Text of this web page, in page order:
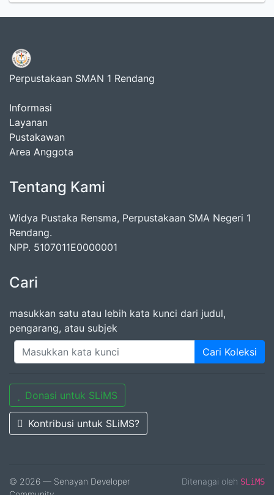
Perpustakaan SMAN 1 Rendang
Informasi
Layanan
Pustakawan
Area Anggota
Tentang Kami
Widya Pustaka Rensma, Perpustakaan SMA Negeri 1
Rendang.
NPP. 5107011E0000001
Cari
masukkan satu atau lebih kata kunci dari judul,
pengarang, atau subjek
Cari Koleksi
Donasi untuk SLiMS
Kontribusi untuk SLiMS?
© 2026 — Senayan Developer
Ditenagai oleh SLiMS